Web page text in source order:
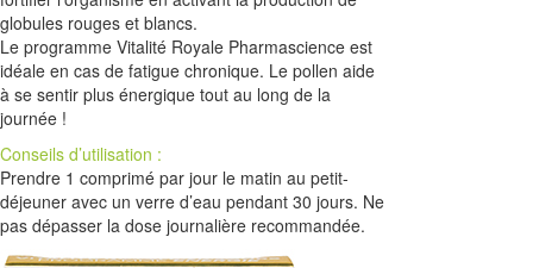
globules rouges et blancs.
Le programme Vitalité Royale Pharmascience est
idéale en cas de fatigue chronique. Le pollen aide
à se sentir plus énergique tout au long de la
journée !
Conseils d’utilisation :
Prendre 1 comprimé par jour le matin au petit-
déjeuner avec un verre d’eau pendant 30 jours. Ne
pas dépasser la dose journalière recommandée.